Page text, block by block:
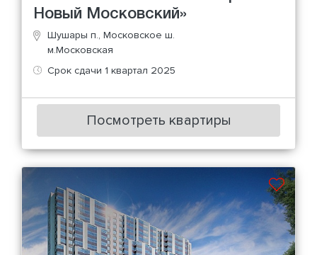
Новый Московский»
Шушары п., Московское ш.
м.Московская
Срок сдачи 1 квартал 2025
Посмотреть квартиры
с отделкой